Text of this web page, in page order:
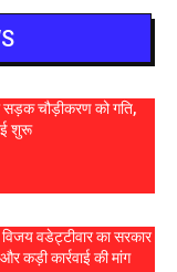
सड़क चौड़ीकरण को गति,
शुरू
वडेट्टीवार का सरकार
कड़ी कार्रवाई की मांग